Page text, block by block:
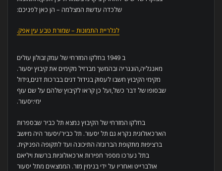
שלכדה עדשת המצלמה – הן כאן לפניכם:
לגלריית התמונות – שמורת טבע עין אפק.
ב 1949 בחלקו המזרחי של עמק זבולון עולים
מאנגליה,הונגריה ובהמשך מברזיל מקימים את קיבוץ יסעור.
מקימי הקיבוץ חשבו לעסוק בגידול דגים בברכות דגים,גידול
שבסופו של דבר כשל,ועל כן קראו לקיבוץ שלהם על שם עוף
ימי:יסעור.
בחלקו המזרחי של הקיבוץ נמצא תל כביר שבספרות
הארכאולוגית נקרא גם תל יסעור. תל כביר/יסעור היה מיושב
ברציפות מתקופת הברונזה התיכונה ועד לתקופה הפניקית.
בתל נערכו מספר חפירות ארכאולוגיות ברשות ויליאם
אולברייט ואחריו על ידי בנימין מזר. הממצאים מתל יסעור